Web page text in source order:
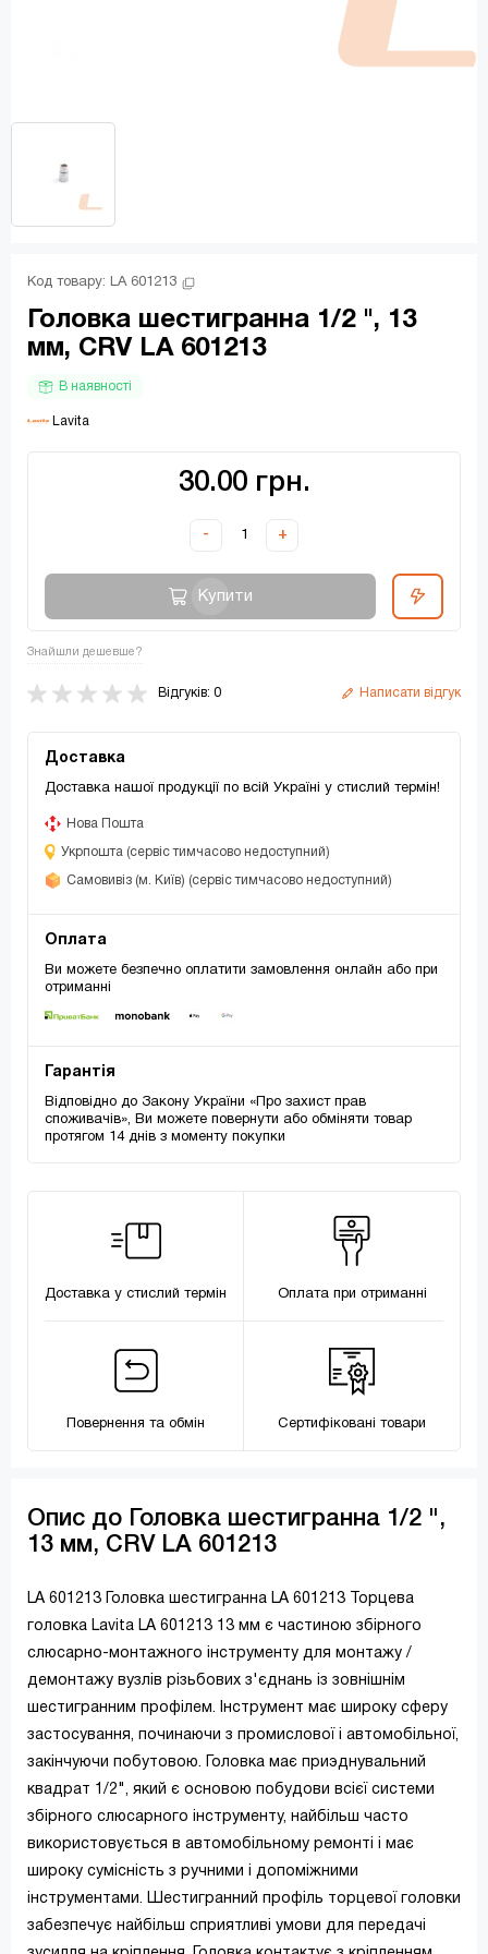
Код товару: LA 601213
Головка шестигранна 1/2 ", 13
мм, CRV LA 601213
В наявності
Lavita
30.00 грн.
- +
Купити
Знайшли дешевше?
Відгуків: 0 Написати відгук
Доставка
Доставка нашої продукції по всій Україні у стислий термін!
Нова Пошта
Укрпошта (сервіс тимчасово недоступний)
Самовивіз (м. Київ) (сервіс тимчасово недоступний)
Оплата
Ви можете безпечно оплатити замовлення онлайн або при
отриманні
Гарантія
Відповідно до Закону України «Про захист прав
споживачів», Ви можете повернути або обміняти товар
протягом 14 днів з моменту покупки
Доставка у стислий термін Оплата при отриманні
Повернення та обмін Сертифіковані товари
Опис до Головка шестигранна 1/2 ",
13 мм, CRV LA 601213
LA 601213 Головка шестигранна LA 601213 Торцева
головка Lavita LA 601213 13 мм є частиною збірного
слюсарно-монтажного інструменту для монтажу /
демонтажу вузлів різьбових з'єднань із зовнішнім
шестигранним профілем. Інструмент має широку сферу
застосування, починаючи з промислової і автомобільної,
закінчуючи побутовою. Головка має приэднувальний
квадрат 1/2", який є основою побудови всієї системи
збірного слюсарного інструменту, найбільш часто
використовується в автомобільному ремонті і має
широку сумісність з ручними і допоміжними
інструментами. Шестигранний профіль торцевої головки
забезпечує найбільш сприятливі умови для передачі